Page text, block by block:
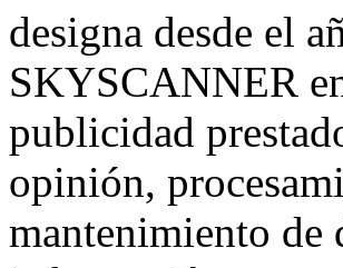
designa desde el
SKYSCANNER
publicidad
opinión,
mantenimiento de